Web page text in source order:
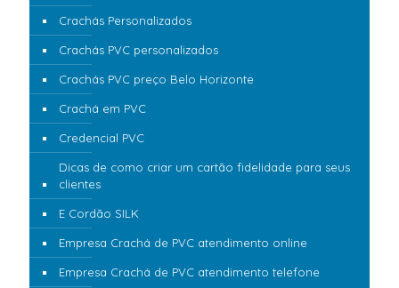
Crachás Personalizados
Crachás PVC personalizados
Crachás PVC preço Belo Horizonte
Crachá em PVC
Credencial PVC
Dicas de como criar um cartão fidelidade para seus
clientes
E Cordão SILK
Empresa Crachá de PVC atendimento online
Empresa Crachá de PVC atendimento telefone